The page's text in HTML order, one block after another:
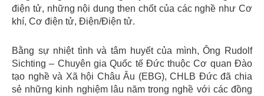
điện tử, những nội dung then chốt của các nghề như Cơ
khí, Cơ điện tử, Điện/Điện tử.
Bằng sự nhiệt tình và tâm huyết của mình, Ông Rudolf
Sichting – Chuyên gia Quốc tế Đức thuộc Cơ quan Đào
tạo nghề và Xã hội Châu Âu (EBG), CHLB Đức đã chia
sẻ những kinh nghiệm lâu năm trong nghề với các đồng